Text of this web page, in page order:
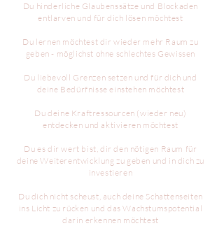
Du hinderliche Glaubenssätze und Blockaden
entlarven und für dich lösen möchtest
Du lernen möchtest dir wieder mehr Raum zu
geben - möglichst ohne schlechtes Gewissen
Du liebevoll Grenzen setzen und für dich und
deine Bedürfnisse einstehen möchtest
Du deine Kraftressourcen (wieder neu)
entdecken und aktivieren möchtest
Du es dir wert bist, dir den nötigen Raum für
deine Weiterentwicklung zu geben und in dich zu
investieren
Du dich nicht scheust, auch deine Schattenseiten
ins Licht zu rücken und das Wachstumspotential
darin erkennen möchtest